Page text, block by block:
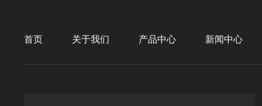
首页 关于我们 产品中心 新闻中心